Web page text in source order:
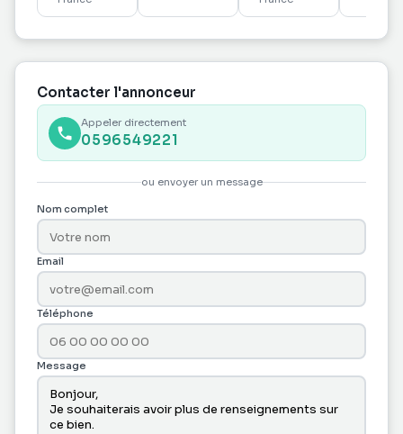
Contacter l'annonceur
Appeler directement
0596549221
ou envoyer un message
Nom complet
Email
Téléphone
Message